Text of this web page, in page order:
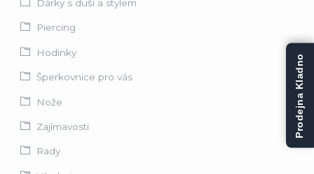
Dárky s duší a stylem
Piercing
Hodinky
Šperkovnice pro vás
Nože
Zajímavosti
Rady
Prodejna Kladno